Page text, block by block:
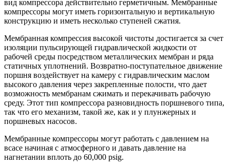
вид компрессора действительно герметичным. Мембранные
компрессоры могут иметь горизонтальную и вертикальную
конструкцию и иметь несколько ступеней сжатия.
Мембранная компрессия высокой чистоты достигается за счет
изоляции пульсирующей гидравлической жидкости от
рабочей среды посредством металлических мембран и ряда
статичных уплотнений. Возвратно-поступательное движение
поршня воздействует на камеру с гидравлическим маслом
высокого давления через закрепленные полости, что дает
возможность мембранам сжимать и перекачивать рабочую
среду. Этот тип компрессора разновидность поршневого типа,
так что его механизм, такой же, как и у плунжерных и
поршневых насосов.
Мембранные компрессоры могут работать с давлением на
всасе начиная с атмосферного и давать давление на
нагнетании вплоть до 60,000 psig.